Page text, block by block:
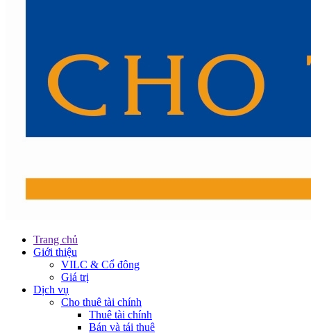
Trang chủ
Giới thiệu
VILC & Cổ đông
Giá trị
Dịch vụ
Cho thuê tài chính
Thuê tài chính
Bán và tái thuê